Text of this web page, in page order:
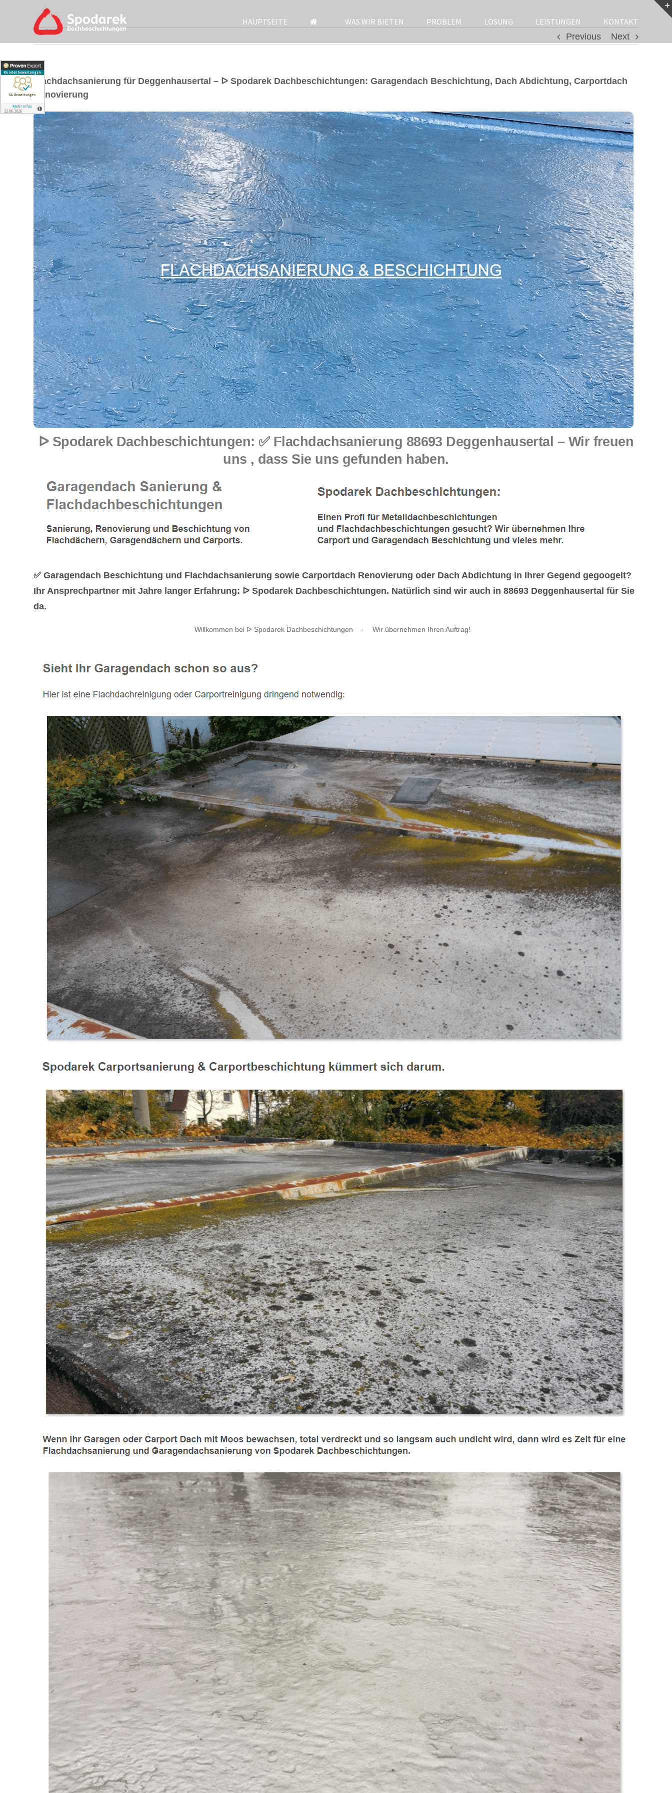
HAUPTSEITE WAS WIR BIETEN PROBLEM LÖSUNG LEISTUNGEN
KONTAKT
Previous
Next
Flachdachsanierung für Deggenhausertal – ᐅ Spodarek Dachbeschichtungen: Garagendach Beschichtung, Dach Abdichtung, Carportdach
Renovierung
ᐅ Spodarek Dachbeschichtungen: ✅ Flachdachsanierung 88693 Deggenhausertal – Wir freuen
uns , dass Sie uns gefunden haben.
✅ Garagendach Beschichtung und Flachdachsanierung sowie Carportdach Renovierung oder Dach Abdichtung in Ihrer Gegend gegoogelt?
Ihr Ansprechpartner mit Jahre langer Erfahrung: ᐅ Spodarek Dachbeschichtungen. Natürlich sind wir auch in 88693 Deggenhausertal für Sie
da.
Willkommen bei ᐅ Spodarek Dachbeschichtungen - Wir übernehmen Ihren Auftrag!